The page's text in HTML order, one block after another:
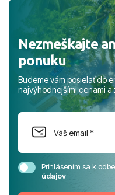
Nezmeškajte
ponuku
Budeme vám posielať do
najvýhodnejšími cenami a
Prihlásením sa k
údajov